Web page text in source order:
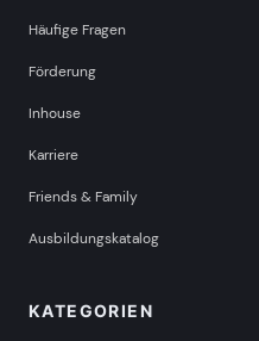
Häufige Fragen
Förderung
Inhouse
Karriere
Friends & Family
Ausbildungskatalog
KATEGORIEN